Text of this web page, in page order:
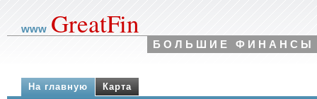
www GreatFin
БОЛЬШИЕ ФИНАНСЫ
На главную Карта